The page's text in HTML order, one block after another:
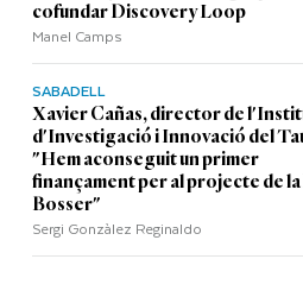
cofundar Discovery Loop
Manel Camps
SABADELL
Xavier Cañas, director de
d'Investigació i Innovació del
"Hem aconseguit un primer
finançament per al projecte de la
Bosser"
Sergi Gonzàlez Reginaldo